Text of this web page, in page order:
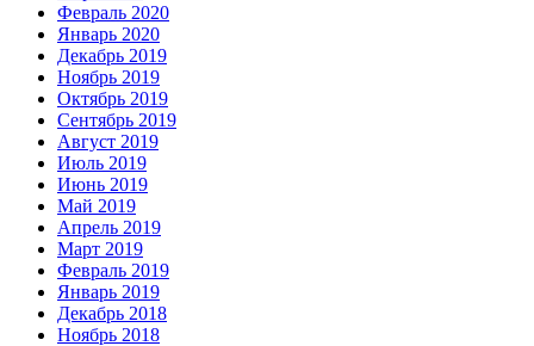
Февраль 2020
Январь 2020
Декабрь 2019
Ноябрь 2019
Октябрь 2019
Сентябрь 2019
Август 2019
Июль 2019
Июнь 2019
Май 2019
Апрель 2019
Март 2019
Февраль 2019
Январь 2019
Декабрь 2018
Ноябрь 2018